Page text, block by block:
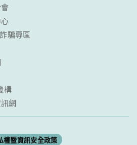
騙專區
構
網
權暨資訊安全政策